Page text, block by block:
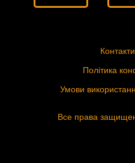
Політика
Умови
Все права